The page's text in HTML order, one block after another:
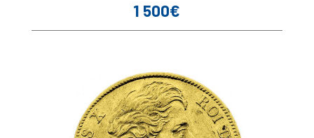
Prix
1 500€